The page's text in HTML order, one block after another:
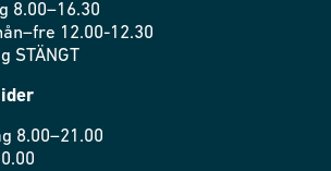
8.00–16.30
12.00-12.30
STÄNGT
8.00–21.00